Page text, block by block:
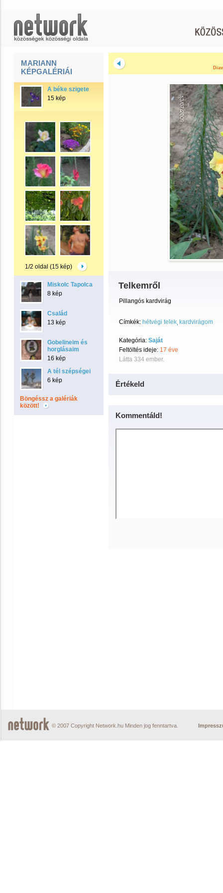
MARIANN
KÉPGALÉRIÁI
A béke szigete
15 kép
1/2 oldal (15 kép)
Miskolc Tapolca
8 kép
Család
13 kép
Gobelineim és
horglásaim
16 kép
A tél szépségei
6 kép
Böngéssz a galériák
között!
Telkemről
Pillangós kardvirág
Címkék: hétvégi telek kardvirágom
Kategória: Saját
Feltöltés ideje: 17 éve
Látta 334 ember.
Értékeld
Kommentáld!
© 2007 Copyright Network.hu Minden jog fenntartva.